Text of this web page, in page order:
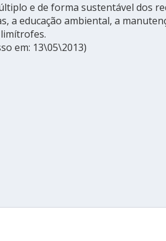
e de forma sustentável dos
a educação ambiental, a
em: 13\05\2013)